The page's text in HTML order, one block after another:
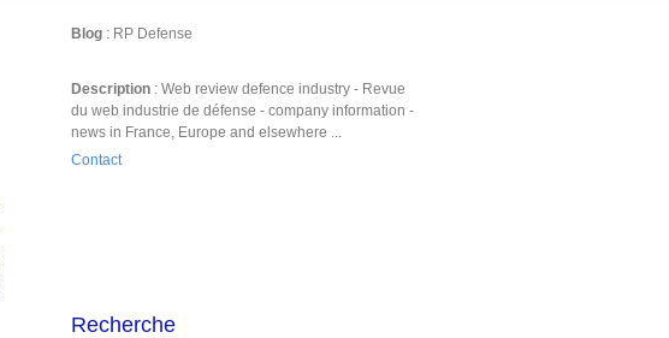
Blog : RP Defense
Description : Web review defence industry - Revue
du web industrie de défense - company information -
news in France, Europe and elsewhere ...
Contact
Recherche